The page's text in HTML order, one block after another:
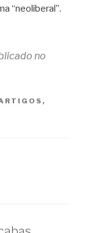
“neoliberal”.
no
,